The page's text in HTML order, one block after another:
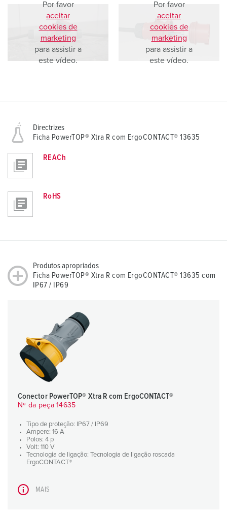
Por favor
aceitar
cookies de
marketing
para assistir a
este vídeo.
Por favor
aceitar
cookies de
marketing
para assistir a
este vídeo.
Directrizes
Ficha PowerTOP® Xtra R com ErgoCONTACT® 13635
REACh
RoHS
Produtos apropriados
Ficha PowerTOP® Xtra R com ErgoCONTACT® 13635 com
IP67 / IP69
Conector PowerTOP® Xtra R com ErgoCONTACT®
Nº da peça 14635
Tipo de proteção: IP67 / IP69
Ampere: 16 A
Polos: 4 p
Volt: 110 V
Tecnologia de ligação: Tecnologia de ligação roscada
ErgoCONTACT®
MAIS